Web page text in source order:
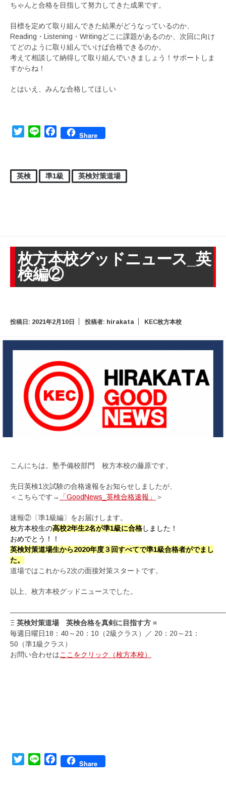
ちゃんと合格を目指して努力してきた成果です。
目標を定めて取り組んできた結果がどうなっているのか、
Reading・Listening・Writingどこに課題があるのか、次回に向け
てどのように取り組んでいけば合格できるのか。
考えて相談して納得して取り組んでいきましょう！サポートしま
すからね！
とはいえ、みんな合格してほしい
TwitterLine FacebookShare
英検 準1級 英検対策道場
枚方本校グッドニュース_英
検編②
投稿日: 2021年2月10日 投稿者: hirakata KEC枚方本校
こんにちは。塾予備校部門 枚方本校の藤原です。
先日英検1次試験の合格速報をお知らせしましたが、
＜こちらです→
「GoodNews_英検合格速報」 ＞
速報②〔準1級編〕をお届けします。
枚方本校生の高校2年生2名が準1級に合格しました！
おめでとう！！
英検対策道場生から2020年度３回すべてで準1級合格者がでまし
た。
道場ではこれから2次の面接対策スタートです。
以上、枚方本校グッドニュースでした。
——————————————————————————————–
Ξ 英検対策道場 英検合格を真剣に目指す方 ≡
毎週日曜日18：40～20：10（2級クラス）／ 20：20～21：
50（準1級クラス）
お問い合わせはここをクリック（枚方本校）
TwitterLine FacebookShare